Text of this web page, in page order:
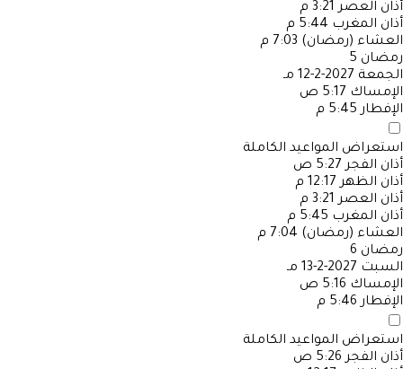
أذان العصر 3:21 م
أذان المغرب 5:44 م
العشاء (رمضان) 7:03 م
رمضان 5
الجمعة 2027-2-12 مـ
الإمساك 5:17 ص
الإفطار 5:45 م
استعراض المواعيد الكاملة
أذان الفجر 5:27 ص
أذان الظهر 12:17 م
أذان العصر 3:21 م
أذان المغرب 5:45 م
العشاء (رمضان) 7:04 م
رمضان 6
السبت 2027-2-13 مـ
الإمساك 5:16 ص
الإفطار 5:46 م
استعراض المواعيد الكاملة
أذان الفجر 5:26 ص